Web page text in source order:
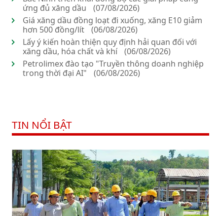
ứng đủ xăng dầu
(07/08/2026)
Giá xăng dầu đồng loạt đi xuống, xăng E10 giảm
hơn 500 đồng/lít
(06/08/2026)
Lấy ý kiến hoàn thiện quy định hải quan đối với
xăng dầu, hóa chất và khí
(06/08/2026)
Petrolimex đào tạo "Truyền thông doanh nghiệp
trong thời đại AI"
(06/08/2026)
TIN NỔI BẬT